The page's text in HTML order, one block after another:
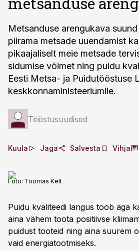
Metsanduse arengukava
piirama metsade uuendamist
pikaajaliselt meie metsade
sidumise võimet ning puidu
Eesti Metsa- ja Puidutööstuse
keskkonnaministeeriumile.
Tööstusuudised
Kuula Jaga Salvesta Vihja
Foto: Toomas Kelt
Puidu kvaliteedi langus toob aga
aina vähem toota positiivse
puidust tooteid ning aina suurem
vaid energiatootmiseks.